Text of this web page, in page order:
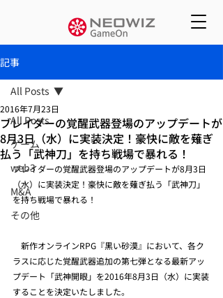
記事
All Posts
ゲーム
web3
M&A
その他
All Posts
ブレイダーの覚醒武器登場のアップデートが
8月3日（水）に実装決定！豪快に敵を薙ぎ
払う「武神刀」を持ち戦場で暴れる！
2016年7月23日
ブレイダーの覚醒武器登場のアップデートが8月3日
（水）に実装決定！豪快に敵を薙ぎ払う「武神刀」
を持ち戦場で暴れる！
新作オンラインRPG『黒い砂漠』において、各ク
ラスに応じた覚醒武器追加の第七弾となる最新アッ
プデート「武神開眼」を2016年8月3日（水）に実装
することを決定いたしました。